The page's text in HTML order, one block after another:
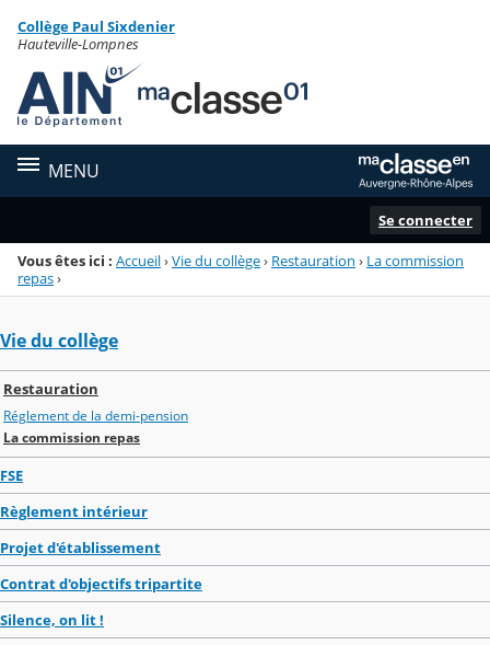
Menu de la rubrique
Contenu
Collège Paul Sixdenier
Hauteville-Lompnes
MENU
Se connecter
Vous êtes ici : Accueil›Vie du collège› Restauration › La commission
repas›
Vie du collège
Restauration
Réglement de la demi-pension
La commission repas
FSE
Règlement intérieur
Projet d'établissement
Contrat d'objectifs tripartite
Silence, on lit !